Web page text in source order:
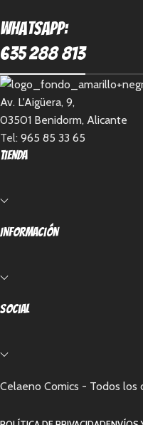
Whatsapp:
635 288 813
Av. L'Aigüera, 9,
03501 Benidorm, Alicante
Tel: 965 85 33 65
Tienda
Información
Social
Celaeno Comics - Todos los